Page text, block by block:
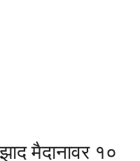
मैदानावर १०